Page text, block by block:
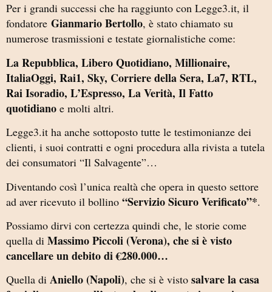
Per i grandi successi che ha raggiunto con Legge3.it, il
fondatore Gianmario Bertollo, è stato chiamato su
numerose trasmissioni e testate giornalistiche come:
La Repubblica, Libero Quotidiano, Millionaire,
ItaliaOggi, Rai1, Sky, Corriere della Sera, La7, RTL,
Rai Isoradio, L’Espresso, La Verità, Il Fatto
quotidiano e molti altri.
Legge3.it ha anche sottoposto tutte le testimonianze dei
clienti, i suoi contratti e ogni procedura alla rivista a tutela
dei consumatori “Il Salvagente”…
Diventando così l’unica realtà che opera in questo settore
ad aver ricevuto il bollino “Servizio Sicuro Verificato”*.
Possiamo dirvi con certezza quindi che, le storie come
quella di Massimo Piccoli (Verona), che si è visto
cancellare un debito di €280.000…
Quella di Aniello (Napoli), che si è visto salvare la casa